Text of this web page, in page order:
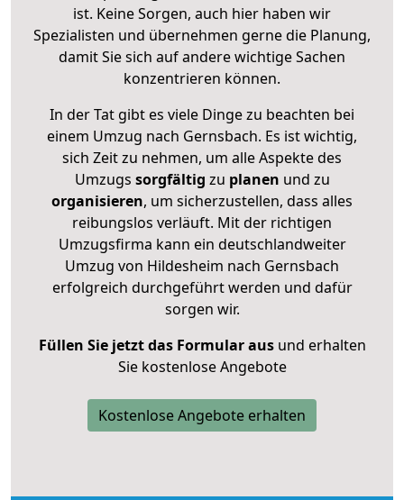
ist. Keine Sorgen, auch hier haben wir
Spezialisten und übernehmen gerne die Planung,
damit Sie sich auf andere wichtige Sachen
konzentrieren können.
In der Tat gibt es viele Dinge zu beachten bei
einem Umzug nach Gernsbach. Es ist wichtig,
sich Zeit zu nehmen, um alle Aspekte des
Umzugs sorgfältig zu planen und zu
organisieren, um sicherzustellen, dass alles
reibungslos verläuft. Mit der richtigen
Umzugsfirma kann ein deutschlandweiter
Umzug von Hildesheim nach Gernsbach
erfolgreich durchgeführt werden und dafür
sorgen wir.
Füllen Sie jetzt das Formular ausund erhalten
Sie kostenlose Angebote
Kostenlose Angebote erhalten